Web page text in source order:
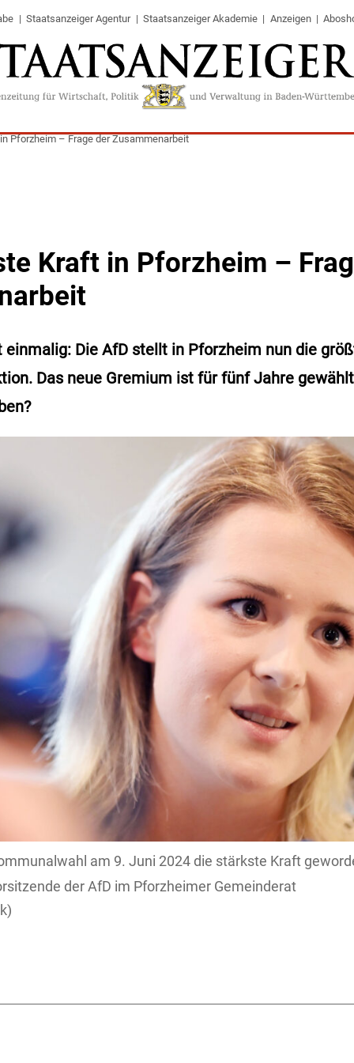
Staatsanzeiger Agentur Staatsanzeiger Akademie Anzeigen
Pforzheim – Frage der Zusammenarbeit
Kraft in Pforzheim –
einmalig: Die AfD stellt in Pforzheim nun die
Das neue Gremium ist für fünf Jahre
am 9. Juni 2024 die stärkste Kraft
der AfD im Pforzheimer Gemeinderat